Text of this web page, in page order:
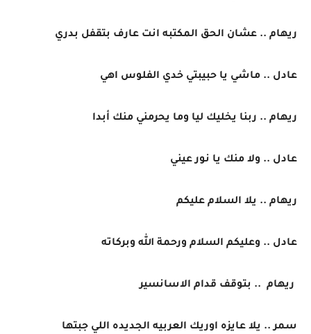
ريهام .. عشان الحق المكتبه انت عارف بتقفل بدري
عادل .. ماشي يا حبيبتي خدي الفلوس اهي
ريهام .. ربنا يخليك ليا وما يحرمني منك أبدا
عادل .. ولا منك يا نور عيني
ريهام .. يلا السلام عليكم
عادل .. وعليكم السلام ورحمة الله وبركاته
ريهام .. بتوقف قدام الاسانسير
سمر .. يلا عايزه اوريك العربيه الجديده اللي جبتها